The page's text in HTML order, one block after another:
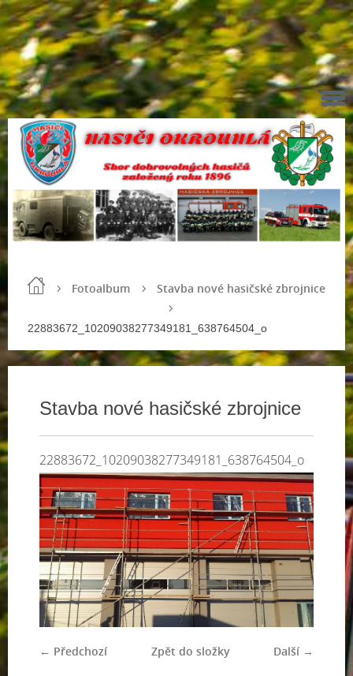
Fotoalbum Stavba nové hasičské zbrojnice
22883672_10209038277349181_638764504_o
Stavba nové hasičské zbrojnice
22883672_10209038277349181_638764504_o
← Předchozí Další →
Zpět do složky